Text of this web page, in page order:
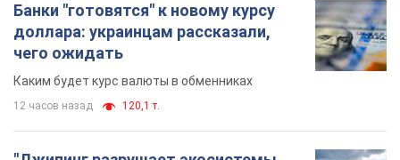
Банки "готовятся" к новому курсу
доллара: украинцам рассказали,
чего ожидать
Каким будет курс валюты в обменниках
12 часов назад 120,1 т.